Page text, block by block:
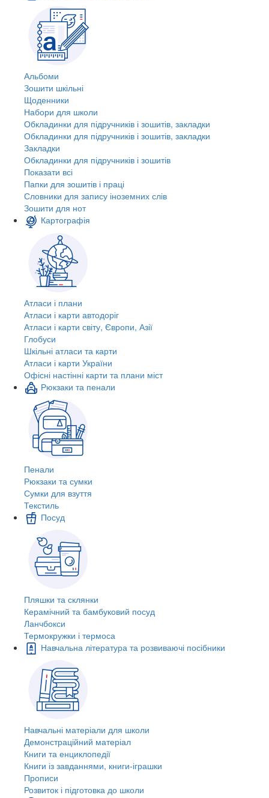
Альбоми
Зошити шкільні
Щоденники
Набори для школи
Обкладинки для підручників і зошитів, закладки
Обкладинки для підручників і зошитів, закладки
Закладки
Обкладинки для підручників і зошитів
Показати всі
Папки для зошитів і праці
Словники для запису іноземних слів
Зошити для нот
Картографія
Атласи і плани
Атласи і карти автодоріг
Атласи і карти світу, Європи, Азії
Глобуси
Шкільні атласи та карти
Атласи і карти України
Офісні настінні карти та плани міст
Рюкзаки та пенали
Пенали
Рюкзаки та сумки
Сумки для взуття
Текстиль
Посуд
Пляшки та склянки
Керамічний та бамбуковий посуд
Ланчбокси
Термокружки і термоса
Навчальна література та розвиваючі посібники
Навчальні матеріали для школи
Демонстраційний матеріал
Книги та енциклопедії
Книги із завданнями, книги-іграшки
Прописи
Розвиток і підготовка до школи